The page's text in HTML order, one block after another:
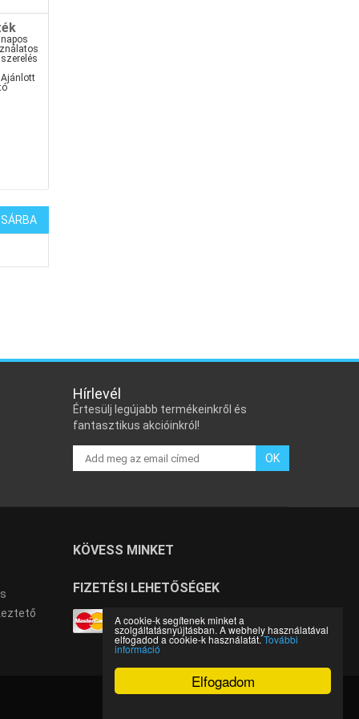
Elfogadom
A cookie-k segítenek minket a
szolgáltatásnyújtásban. A webhely használatával
elfogadod a cookie-k használatát.További
információ
Ajánlott
Hírlevél
Értesülj legújabb termékeinkről és
fantasztikus akcióinkról!
OK
KÖVESS MINKET
FIZETÉSI LEHETŐSÉGEK